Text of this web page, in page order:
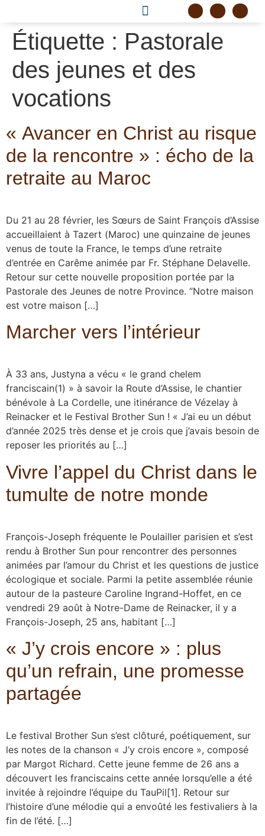
Étiquette : Pastorale
des jeunes et des
vocations
« Avancer en Christ au risque
de la rencontre » : écho de la
retraite au Maroc
Du 21 au 28 février, les Sœurs de Saint François d’Assise
accueillaient à Tazert (Maroc) une quinzaine de jeunes
venus de toute la France, le temps d’une retraite
d’entrée en Carême animée par Fr. Stéphane Delavelle.
Retour sur cette nouvelle proposition portée par la
Pastorale des Jeunes de notre Province. “Notre maison
est votre maison […]
Marcher vers l’intérieur
À 33 ans, Justyna a vécu « le grand chelem
franciscain(1) » à savoir la Route d’Assise, le chantier
bénévole à La Cordelle, une itinérance de Vézelay à
Reinacker et le Festival Brother Sun ! « J’ai eu un début
d’année 2025 très dense et je crois que j’avais besoin de
reposer les priorités au […]
Vivre l’appel du Christ dans le
tumulte de notre monde
François-Joseph fréquente le Poulailler parisien et s’est
rendu à Brother Sun pour rencontrer des personnes
animées par l’amour du Christ et les questions de justice
écologique et sociale. Parmi la petite assemblée réunie
autour de la pasteure Caroline Ingrand-Hoffet, en ce
vendredi 29 août à Notre-Dame de Reinacker, il y a
François-Joseph, 25 ans, habitant […]
« J’y crois encore » : plus
qu’un refrain, une promesse
partagée
Le festival Brother Sun s’est clôturé, poétiquement, sur
les notes de la chanson « J’y crois encore », composé
par Margot Richard. Cette jeune femme de 26 ans a
découvert les franciscains cette année lorsqu’elle a été
invitée à rejoindre l’équipe du TauPil[1]. Retour sur
l’histoire d’une mélodie qui a envoûté les festivaliers à la
fin de l’été. […]